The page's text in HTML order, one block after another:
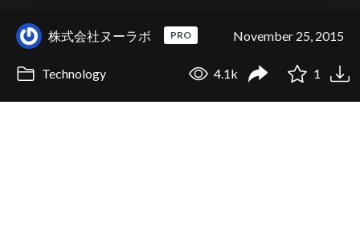
株式会社ヌーラボ PRO November 25, 2015
Technology 4.1k 1